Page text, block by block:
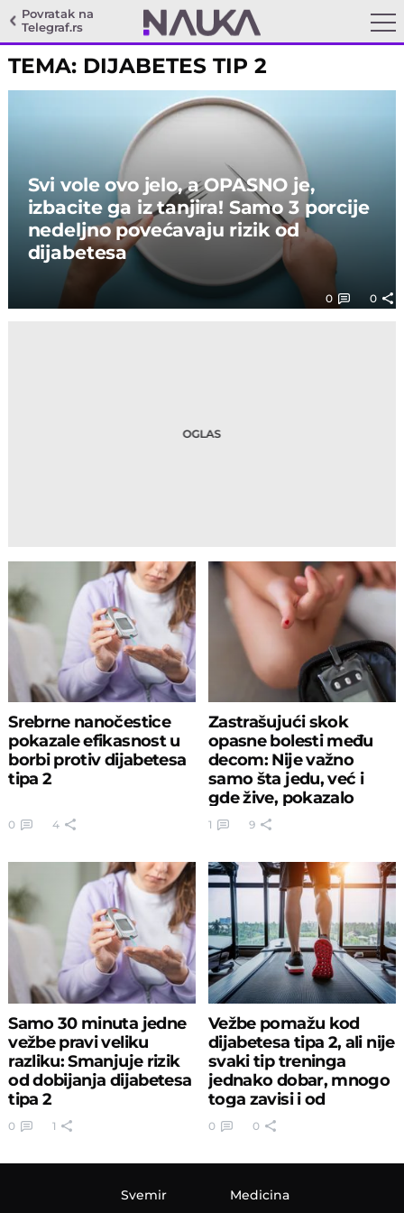
Povratak na
Telegraf.rs
TEMA: DIJABETES TIP 2
Svi vole ovo jelo, a OPASNO je,
izbacite ga iz tanjira! Samo 3 porcije
nedeljno povećavaju rizik od
dijabetesa
0 0
Srebrne nanočestice
pokazale efikasnost u
borbi protiv dijabetesa
tipa 2
0 4
Zastrašujući skok
opasne bolesti među
decom: Nije važno
samo šta jedu, već i
gde žive, pokazalo
istraživanje
1 9
Samo 30 minuta jedne
vežbe pravi veliku
razliku: Smanjuje rizik
od dobijanja dijabetesa
tipa 2
0 1
Vežbe pomažu kod
dijabetesa tipa 2, ali nije
svaki tip treninga
jednako dobar, mnogo
toga zavisi i od
tajminga
0 0
Svemir Medicina